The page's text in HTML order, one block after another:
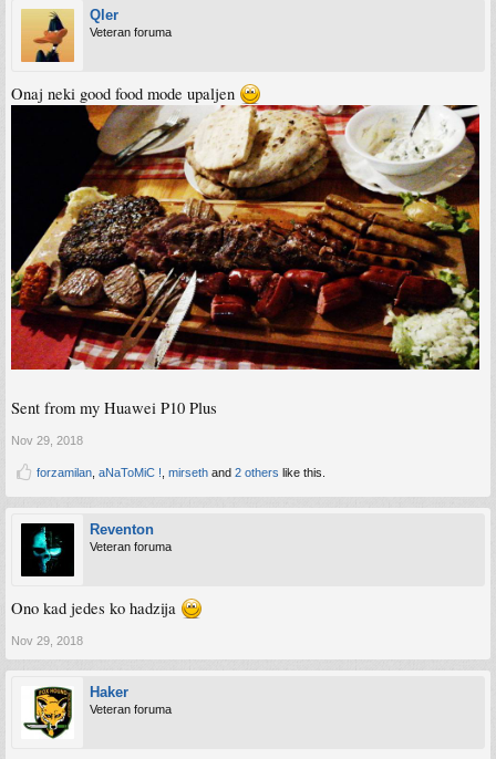
Qler
Veteran foruma
Onaj neki good food mode upaljen
Sent from my Huawei P10 Plus
Nov 29, 2018
forzamilan aNaToMiC ! mirseth and 2 others like this.
Reventon
Veteran foruma
Ono kad jedes ko hadzija
Nov 29, 2018
Haker
Veteran foruma